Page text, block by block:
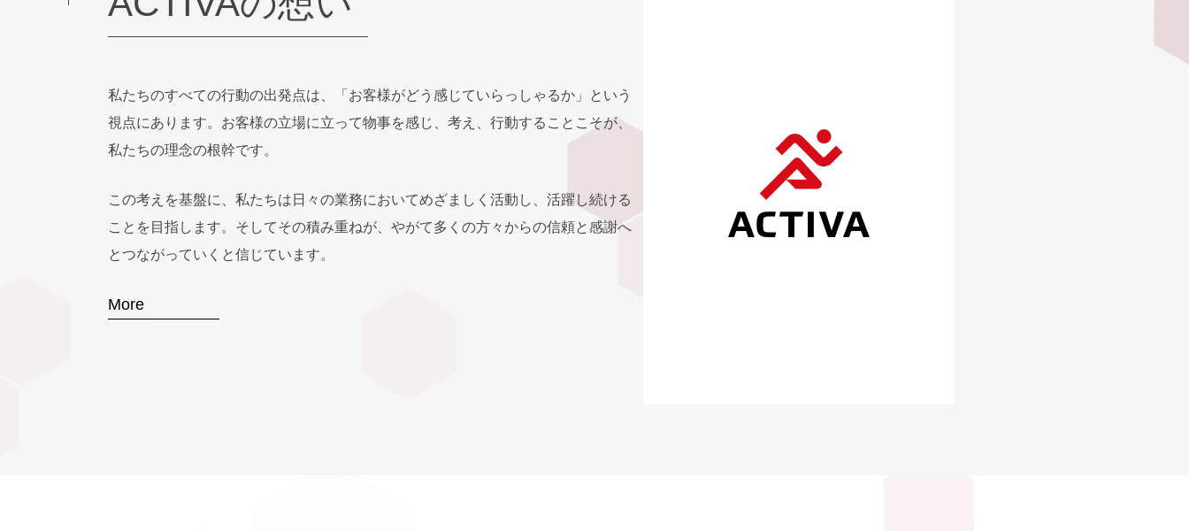
私たちのすべての行動の出発点は、「お客様がどう感じていらっしゃるか」という
視点にあります。お客様の立場に立って物事を感じ、考え、行動することこそが、
私たちの理念の根幹です。
この考えを基盤に、私たちは日々の業務においてめざましく活動し、活躍し続ける
ことを目指します。そしてその積み重ねが、やがて多くの方々からの信頼と感謝へ
とつながっていくと信じています。
More